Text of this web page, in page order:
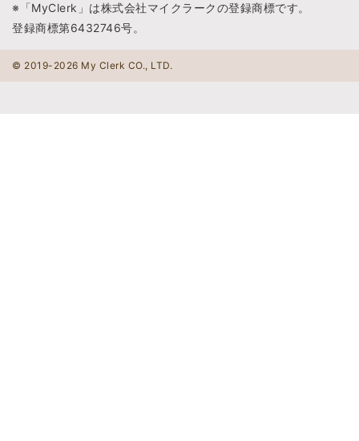
※「MyClerk」は株式会社マイクラークの登録商標です。
登録商標第6432746号。
© 2019-2026 My Clerk CO., LTD.